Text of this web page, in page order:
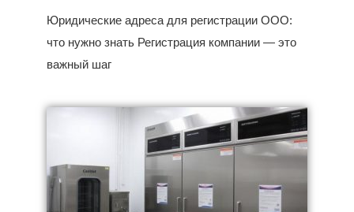
Юридические адреса для регистрации ООО:
что нужно знать Регистрация компании — это
важный шаг